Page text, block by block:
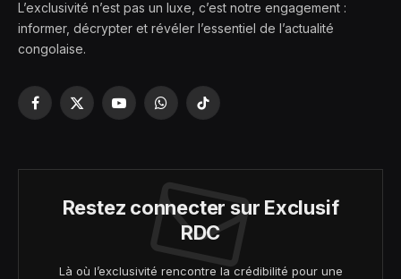
L’exclusivité n’est pas un luxe, c’est notre engagement :
informer, décrypter et révéler l’essentiel de l’actualité
congolaise.
Facebook
X
YouTubeWhatsAppTikTok
Restez connecter sur Exclusif
RDC
Là où l’exclusivité rencontre la crédibilité pour une